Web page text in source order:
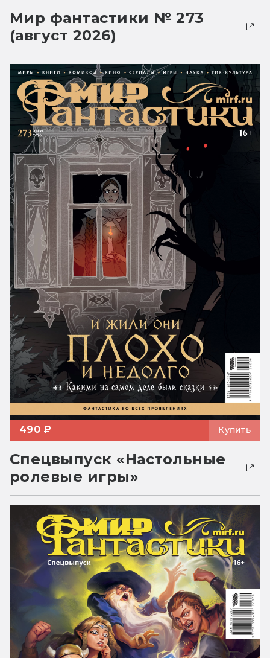
Мир фантастики № 273
(август 2026)
490 ₽ Купить
Спецвыпуск «Настольные
ролевые игры»